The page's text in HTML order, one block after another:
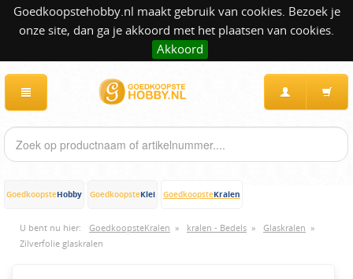
Goedkoopstehobby.nl maakt gebruik van cookies. Bezoek je
onze site, dan ga je akkoord met het plaatsen van cookies.
Akkoord
GoedkoopsteHobby GoedkoopsteKlei GoedkoopsteKralen
U bent nu hier: GoedkoopsteKralen » kralen - Bedels » Glaskralen »
Zilverfolie glaskralen